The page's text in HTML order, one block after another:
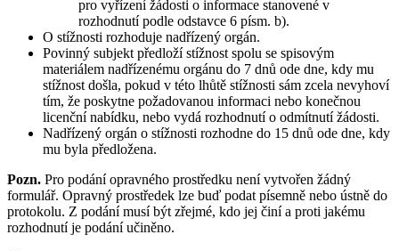
pro vyřízení žádosti o informace stanovené v
rozhodnutí podle odstavce 6 písm. b).
O stížnosti rozhoduje nadřízený orgán.
Povinný subjekt předloží stížnost spolu se spisovým
materiálem nadřízenému orgánu do 7 dnů ode dne, kdy mu
stížnost došla, pokud v této lhůtě stížnosti sám zcela nevyhoví
tím, že poskytne požadovanou informaci nebo konečnou
licenční nabídku, nebo vydá rozhodnutí o odmítnutí žádosti.
Nadřízený orgán o stížnosti rozhodne do 15 dnů ode dne, kdy
mu byla předložena.
Pozn. Pro podání opravného prostředku není vytvořen žádný
formulář. Opravný prostředek lze buď podat písemně nebo ústně do
protokolu. Z podání musí být zřejmé, kdo jej činí a proti jakému
rozhodnutí je podání učiněno.